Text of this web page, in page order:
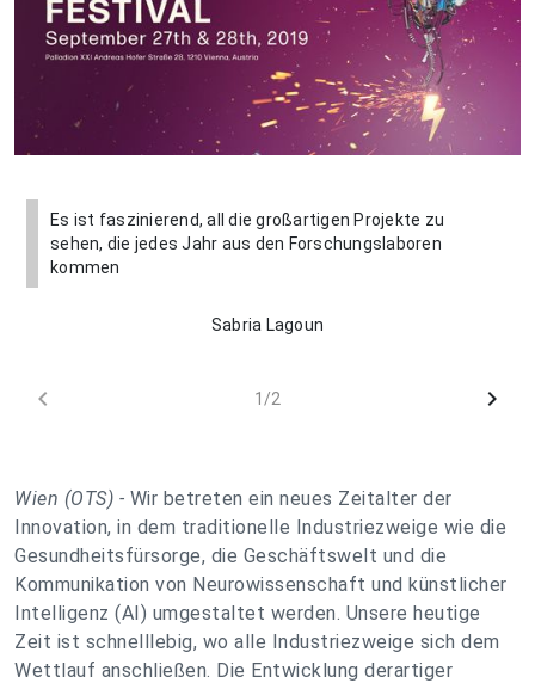
Es ist faszinierend, all die großartigen Projekte zu
sehen, die jedes Jahr aus den Forschungslaboren
kommen
Sabria Lagoun
chevron_left 1/2 chevron_right
Wien (OTS) - Wir betreten ein neues Zeitalter der
Innovation, in dem traditionelle Industriezweige wie die
Gesundheitsfürsorge, die Geschäftswelt und die
Kommunikation von Neurowissenschaft und künstlicher
Intelligenz (AI) umgestaltet werden. Unsere heutige
Zeit ist schnelllebig, wo alle Industriezweige sich dem
Wettlauf anschließen. Die Entwicklung derartiger